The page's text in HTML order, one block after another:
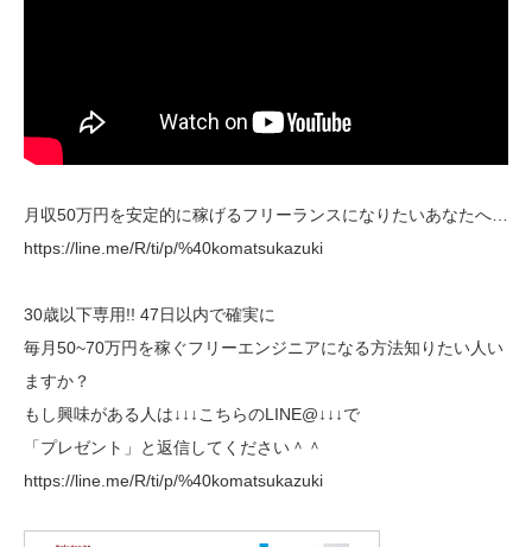
月収50万円を安定的に稼げるフリーランスになりたいあなたへ…
https://line.me/R/ti/p/%40komatsukazuki
30歳以下専用!! 47日以内で確実に
毎月50~70万円を稼ぐフリーエンジニアになる方法知りたい人い
ますか？
もし興味がある人は↓↓↓こちらのLINE@↓↓↓で
「プレゼント」と返信してください＾＾
https://line.me/R/ti/p/%40komatsukazuki